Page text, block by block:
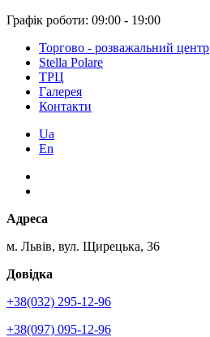
Графік роботи: 09:00 - 19:00
Торгово - розважальний центр
Stella Polare
ТРЦ
Галерея
Контакти
Ua
En
Адреса
м. Львів, вул. Щирецька, 36
Довідка
+38(032) 295-12-96
+38(097) 095-12-96